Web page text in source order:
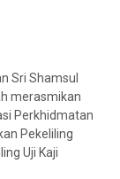
Sri Shamsul
merasmikan
Perkhidmatan
Pekeliling
Uji Kaji